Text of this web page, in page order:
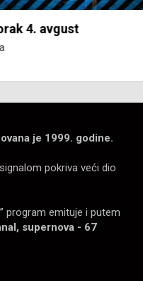
4. avgust
je 1999. godine.
pokriva veći dio
program emituje i putem
supernova - 67